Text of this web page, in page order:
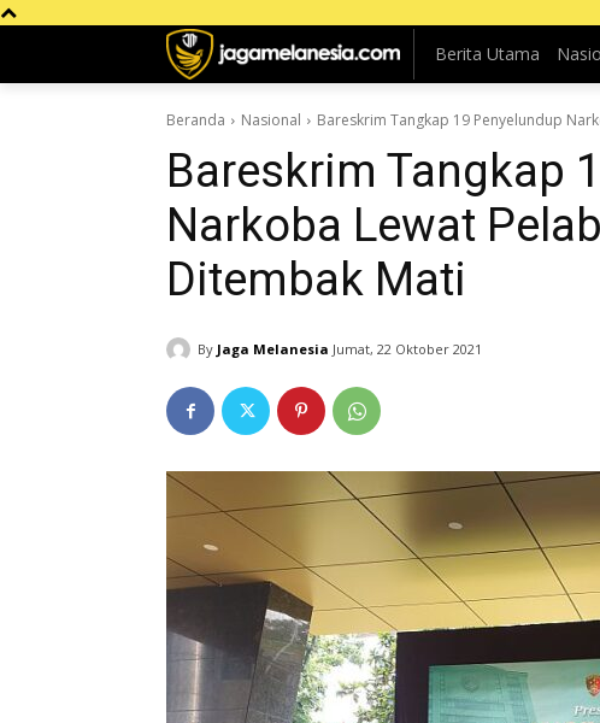
Berita Utama
Beranda Nasional Bareskrim Tangkap 19 Penyelundup
Bareskrim Tangkap
Narkoba Lewat
Ditembak Mati
By Jaga Melanesia Jumat, 22 Oktober 2021